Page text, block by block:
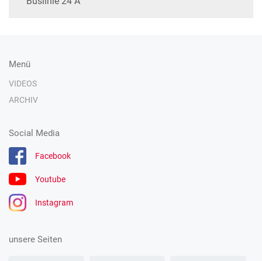
Menü
VIDEOS
ARCHIV
Social Media
Facebook
Youtube
Instagram
unsere Seiten